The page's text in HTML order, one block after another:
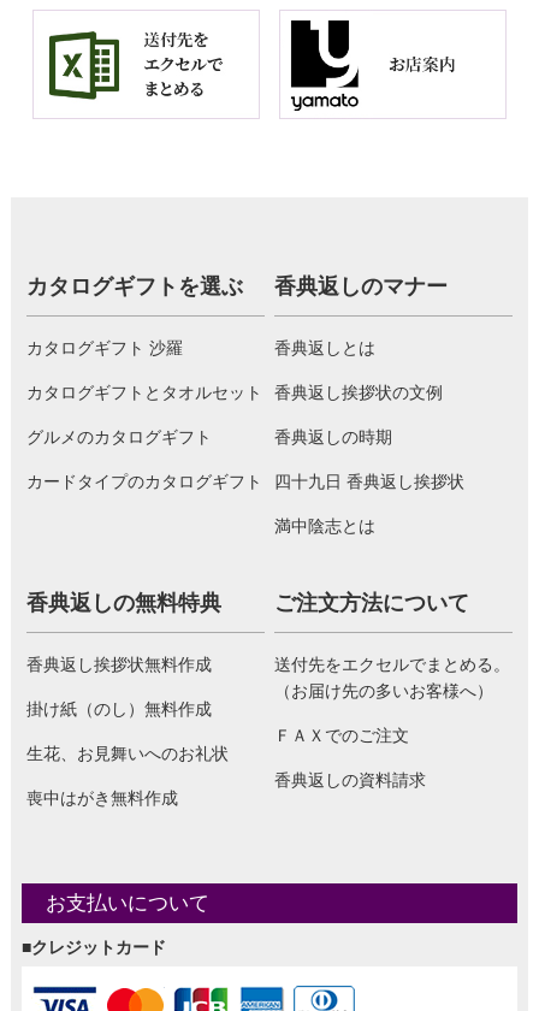
カタログギフトを選ぶ
カタログギフト 沙羅
カタログギフトとタオルセット
グルメのカタログギフト
カードタイプのカタログギフト
香典返しのマナー
香典返しとは
香典返し挨拶状の文例
香典返しの時期
四十九日 香典返し挨拶状
満中陰志とは
香典返しの無料特典
香典返し挨拶状無料作成
掛け紙（のし）無料作成
生花、お見舞いへのお礼状
喪中はがき無料作成
ご注文方法について
送付先をエクセルでまとめる。
（お届け先の多いお客様へ）
ＦＡＸでのご注文
香典返しの資料請求
お支払いについて
■クレジットカード